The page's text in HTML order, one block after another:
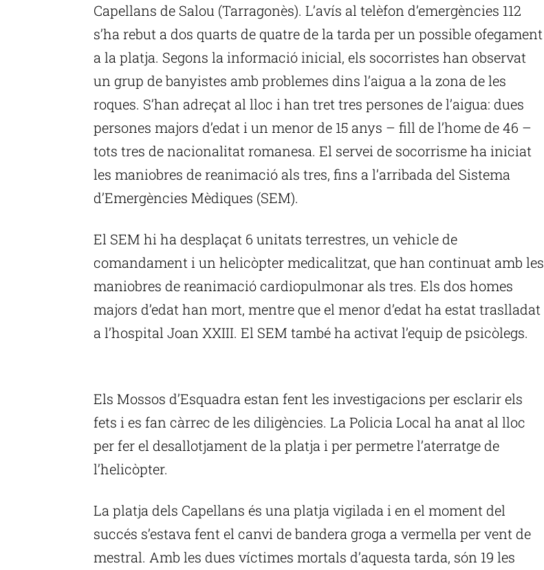
Capellans de Salou (Tarragonès). L’avís al telèfon d’emergències 112
s’ha rebut a dos quarts de quatre de la tarda per un possible ofegament
a la platja. Segons la informació inicial, els socorristes han observat
un grup de banyistes amb problemes dins l’aigua a la zona de les
roques. S’han adreçat al lloc i han tret tres persones de l’aigua: dues
persones majors d’edat i un menor de 15 anys – fill de l’home de 46 –
tots tres de nacionalitat romanesa. El servei de socorrisme ha iniciat
les maniobres de reanimació als tres, fins a l’arribada del Sistema
d’Emergències Mèdiques (SEM).
El SEM hi ha desplaçat 6 unitats terrestres, un vehicle de
comandament i un helicòpter medicalitzat, que han continuat amb les
maniobres de reanimació cardiopulmonar als tres. Els dos homes
majors d’edat han mort, mentre que el menor d’edat ha estat traslladat
a l’hospital Joan XXIII. El SEM també ha activat l’equip de psicòlegs.
Els Mossos d’Esquadra estan fent les investigacions per esclarir els
fets i es fan càrrec de les diligències. La Policia Local ha anat al lloc
per fer el desallotjament de la platja i per permetre l’aterratge de
l’helicòpter.
La platja dels Capellans és una platja vigilada i en el moment del
succés s’estava fent el canvi de bandera groga a vermella per vent de
mestral. Amb les dues víctimes mortals d’aquesta tarda, són 19 les